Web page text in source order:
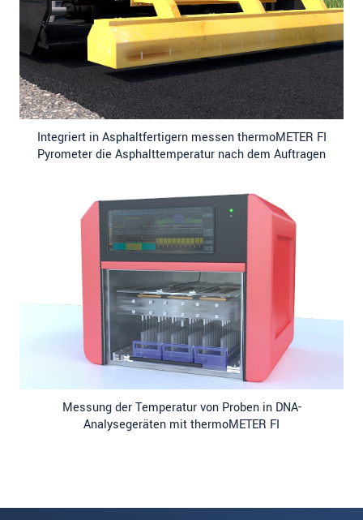
Integriert in Asphaltfertigern messen thermoMETER FI
Pyrometer die Asphalttemperatur nach dem Auftragen
Messung der Temperatur von Proben in DNA-
Analysegeräten mit thermoMETER FI